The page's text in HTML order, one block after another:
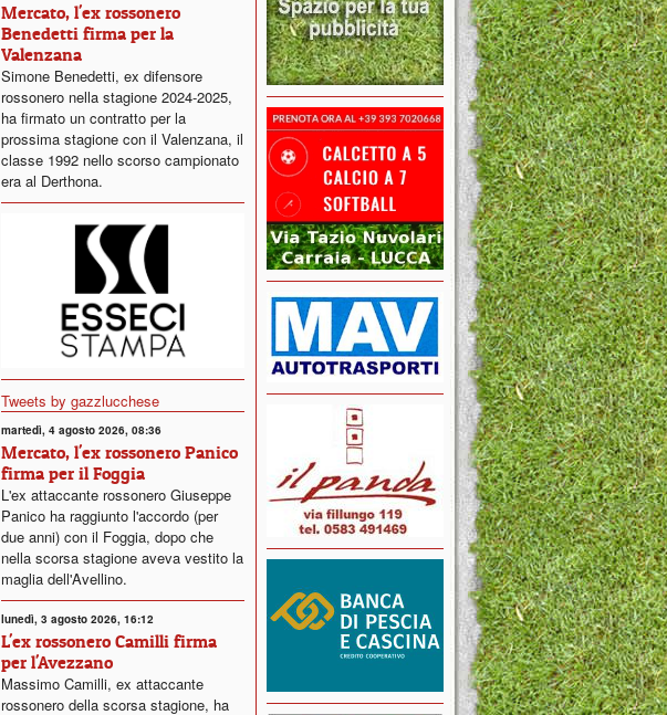
Mercato, l'ex rossonero
Benedetti firma per la
Valenzana
Simone Benedetti, ex difensore
rossonero nella stagione 2024-2025,
ha firmato un contratto per la
prossima stagione con il Valenzana, il
classe 1992 nello scorso campionato
era al Derthona.
Tweets by gazzlucchese
martedì, 4 agosto 2026, 08:36
Mercato, l'ex rossonero Panico
firma per il Foggia
L'ex attaccante rossonero Giuseppe
Panico ha raggiunto l'accordo (per
due anni) con il Foggia, dopo che
nella scorsa stagione aveva vestito la
maglia dell'Avellino.
lunedì, 3 agosto 2026, 16:12
L'ex rossonero Camilli firma
per l'Avezzano
Massimo Camilli, ex attaccante
rossonero della scorsa stagione, ha